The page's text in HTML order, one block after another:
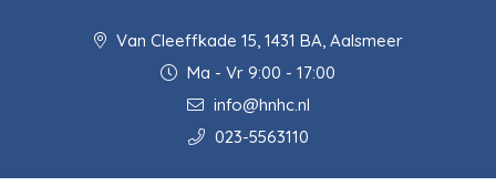
Van Cleeffkade 15, 1431 BA, Aalsmeer
Ma - Vr 9:00 - 17:00
info@hnhc.nl
023-5563110